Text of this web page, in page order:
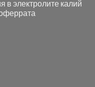
в электролите калий